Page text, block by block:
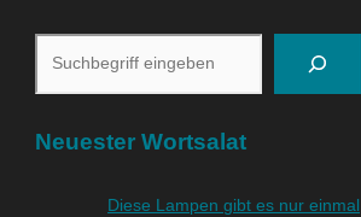
Neuester Wortsalat
Diese Lampen gibt es nur einmal